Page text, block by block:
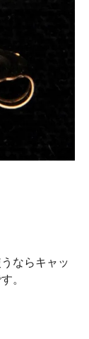
ならキャッ
。